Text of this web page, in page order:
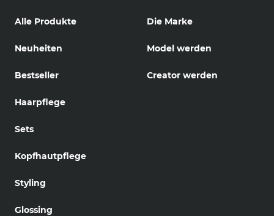
Alle Produkte
Neuheiten
Bestseller
Haarpflege
Sets
Kopfhautpflege
Styling
Glossing
Die Marke
Model werden
Creator werden